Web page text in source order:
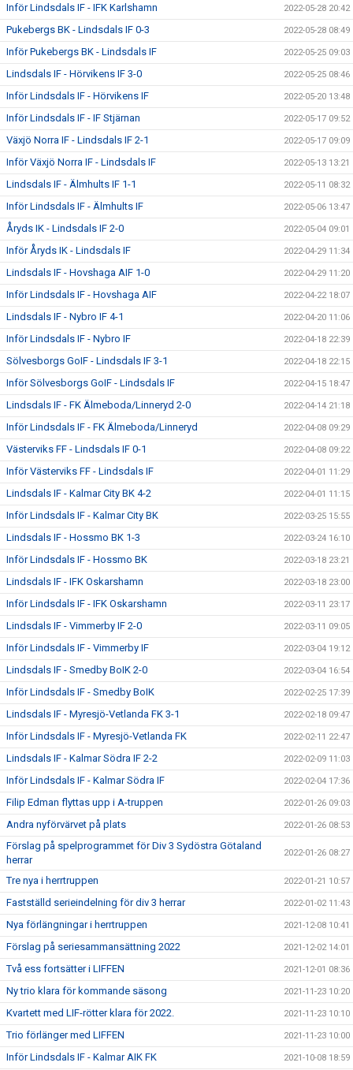
Inför Lindsdals IF - IFK Karlshamn 2022-05-28 20:42
Pukebergs BK - Lindsdals IF 0-3 2022-05-28 08:49
Inför Pukebergs BK - Lindsdals IF 2022-05-25 09:03
Lindsdals IF - Hörvikens IF 3-0 2022-05-25 08:46
Inför Lindsdals IF - Hörvikens IF 2022-05-20 13:48
Inför Lindsdals IF - IF Stjärnan 2022-05-17 09:52
Växjö Norra IF - Lindsdals IF 2-1 2022-05-17 09:09
Inför Växjö Norra IF - Lindsdals IF 2022-05-13 13:21
Lindsdals IF - Älmhults IF 1-1 2022-05-11 08:32
Inför Lindsdals IF - Älmhults IF 2022-05-06 13:47
Åryds IK - Lindsdals IF 2-0 2022-05-04 09:01
Inför Åryds IK - Lindsdals IF 2022-04-29 11:34
Lindsdals IF - Hovshaga AIF 1-0 2022-04-29 11:20
Inför Lindsdals IF - Hovshaga AIF 2022-04-22 18:07
Lindsdals IF - Nybro IF 4-1 2022-04-20 11:06
Inför Lindsdals IF - Nybro IF 2022-04-18 22:39
Sölvesborgs GoIF - Lindsdals IF 3-1 2022-04-18 22:15
Inför Sölvesborgs GoIF - Lindsdals IF 2022-04-15 18:47
Lindsdals IF - FK Älmeboda/Linneryd 2-0 2022-04-14 21:18
Inför Lindsdals IF - FK Älmeboda/Linneryd 2022-04-08 09:29
Västerviks FF - Lindsdals IF 0-1 2022-04-08 09:22
Inför Västerviks FF - Lindsdals IF 2022-04-01 11:29
Lindsdals IF - Kalmar City BK 4-2 2022-04-01 11:15
Inför Lindsdals IF - Kalmar City BK 2022-03-25 15:55
Lindsdals IF - Hossmo BK 1-3 2022-03-24 16:10
Inför Lindsdals IF - Hossmo BK 2022-03-18 23:21
Lindsdals IF - IFK Oskarshamn 2022-03-18 23:00
Inför Lindsdals IF - IFK Oskarshamn 2022-03-11 23:17
Lindsdals IF - Vimmerby IF 2-0 2022-03-11 09:05
Inför Lindsdals IF - Vimmerby IF 2022-03-04 19:12
Lindsdals IF - Smedby BoIK 2-0 2022-03-04 16:54
Inför Lindsdals IF - Smedby BoIK 2022-02-25 17:39
Lindsdals IF - Myresjö-Vetlanda FK 3-1 2022-02-18 09:47
Inför Lindsdals IF - Myresjö-Vetlanda FK 2022-02-11 22:47
Lindsdals IF - Kalmar Södra IF 2-2 2022-02-09 11:03
Inför Lindsdals IF - Kalmar Södra IF 2022-02-04 17:36
Filip Edman flyttas upp i A-truppen 2022-01-26 09:03
Andra nyförvärvet på plats 2022-01-26 08:53
Förslag på spelprogrammet för Div 3 Sydöstra Götaland
herrar
2022-01-26 08:27
Tre nya i herrtruppen 2022-01-21 10:57
Fastställd serieindelning för div 3 herrar 2022-01-02 11:43
Nya förlängningar i herrtruppen 2021-12-08 10:41
Förslag på seriesammansättning 2022 2021-12-02 14:01
Två ess fortsätter i LIFFEN 2021-12-01 08:36
Ny trio klara för kommande säsong 2021-11-23 10:20
Kvartett med LIF-rötter klara för 2022. 2021-11-23 10:10
Trio förlänger med LIFFEN 2021-11-23 10:00
Inför Lindsdals IF - Kalmar AIK FK 2021-10-08 18:59